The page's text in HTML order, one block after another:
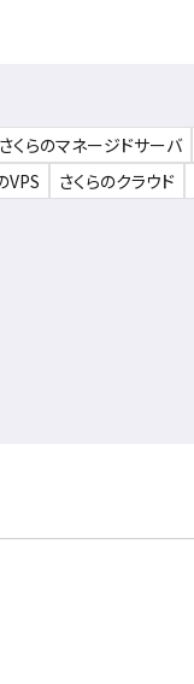
さくらのマネージドサーバ
VPS さくらのクラウド